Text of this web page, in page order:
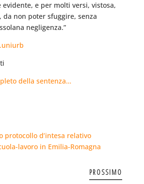
e per molti versi, vistosa,
da non poter sfuggire, senza
negligenza.”
della sentenza…
protocollo d’intesa relativo
lavoro in Emilia-Romagna
PROSSIMO